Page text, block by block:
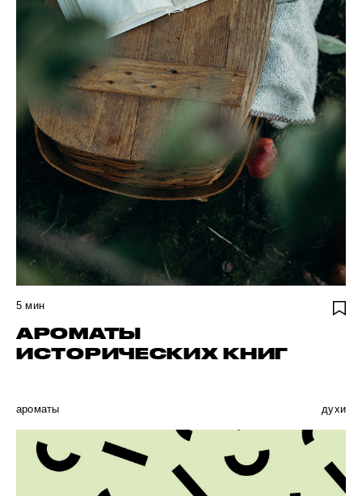
5 мин
АРОМАТЫ
ИСТОРИЧЕСКИХ КНИГ
ароматы духи